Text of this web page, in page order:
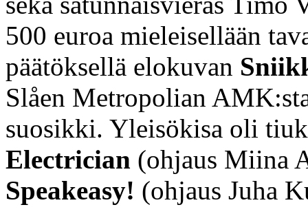
500 euroa mieleisellään
päätöksellä elokuvan
Slåen Metropolian
suosikki. Yleisökisa oli
Electrician (ohjaus Miina
Speakeasy! (ohjaus Juha